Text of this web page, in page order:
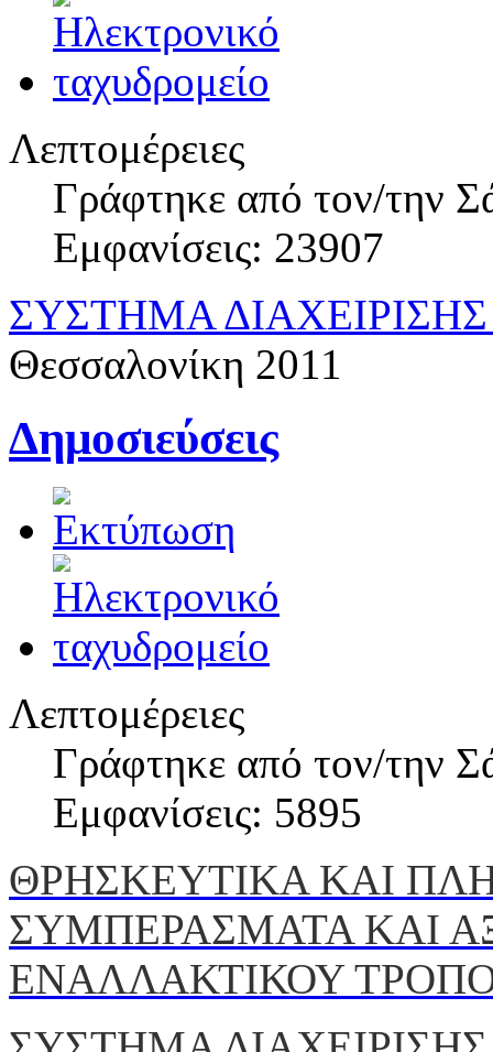
Λεπτομέρειες
Γράφτηκε από τον/την
Εμφανίσεις: 23907
ΣΥΣΤΗΜΑ
Θεσσαλονίκη 2011
Δημοσιεύσεις
Λεπτομέρειες
Γράφτηκε από τον/την
Εμφανίσεις: 5895
ΘΡΗΣΚΕΥΤΙΚΑ ΚΑΙ
ΣΥΜΠΕΡΑΣΜΑΤΑ ΚΑΙ
ΕΝΑΛΛΑΚΤΙΚΟΥ